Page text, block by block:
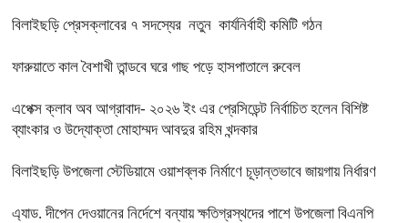
বিলাইছড়ি প্রেসক্লাবের ৭ সদস্যের নতুন কার্যনির্বাহী কমিটি গঠন
ফারুয়াতে কাল বৈশাখী তান্ডবে ঘরে গাছ পড়ে হাসপাতালে রুবেল
এপেক্স ক্লাব অব আগ্রাবাদ- ২০২৬ ইং এর প্রেসিডেন্ট নির্বাচিত হলেন বিশিষ্ট
ব্যাংকার ও উদ্যোক্তা মোহাম্মদ আবদুর রহিম খন্দকার
বিলাইছড়ি উপজেলা স্টেডিয়ামে ওয়াশব্লক নির্মাণে চূড়ান্তভাবে জায়গায় নির্ধারণ
এ্যাড. দীপেন দেওয়ানের নির্দেশে বন্যায় ক্ষতিগ্রস্থদের পাশে উপজেলা বিএনপি